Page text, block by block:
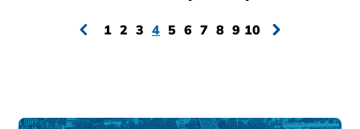
1 2 3 4 5 6 7 8 9 10